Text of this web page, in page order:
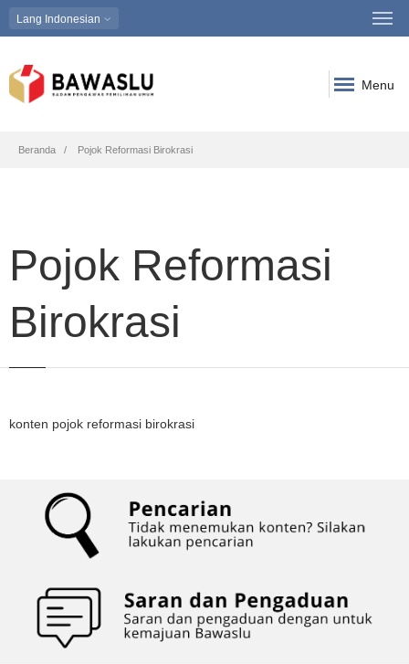
Lang Indonesian
Menu
Breadcrumb
Beranda Pojok Reformasi Birokrasi
Pojok Reformasi
Birokrasi
konten pojok reformasi birokrasi